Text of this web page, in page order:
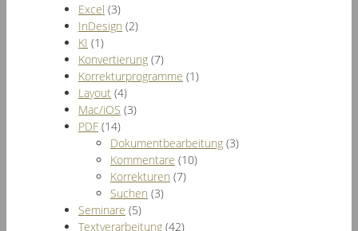
Excel (3)
InDesign (2)
KI (1)
Konvertierung (7)
Korrekturprogramme (1)
Layout (4)
Mac/iOS (3)
PDF (14)
Dokumentbearbeitung (3)
Kommentare (10)
Korrekturen (7)
Suchen (3)
Seminare (5)
Textverarbeitung (42)